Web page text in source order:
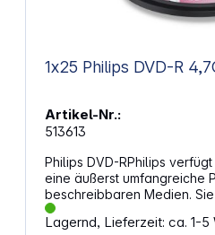
Artikel-Nr.:
513613
Philips DVD-RPhilips
eine äußerst umfangreiche
beschreibbaren Medien. Sie können eine
vollständige DVD in nur 5
Optimale Lösung für die
Lagernd, Lieferzeit: ca. 1-5